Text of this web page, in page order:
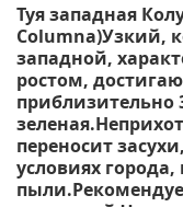
Туя западная
Columna)Узкий,
западной,
ростом,
приблизительно
переносит
условиях